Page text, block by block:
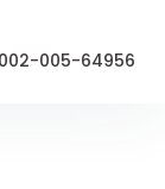
002-005-64956